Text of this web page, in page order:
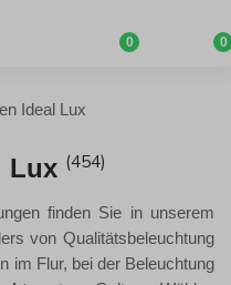
0 0
Ideal Lux
Lux (454)
finden Sie in unserem
von Qualitätsbeleuchtung
im Flur, bei der Beleuchtung